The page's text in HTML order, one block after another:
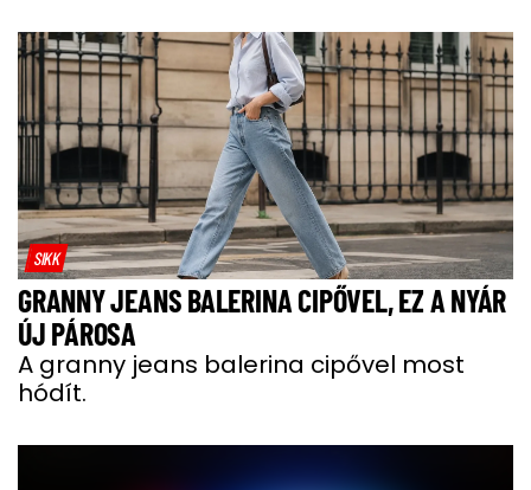
SIKK
GRANNY JEANS BALERINA CIPŐVEL, EZ A NYÁR
ÚJ PÁROSA
A granny jeans balerina cipővel most
hódít.